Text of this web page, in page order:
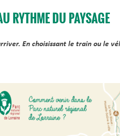
RYTHME DU PAYSAGE
En choisissant le train ou le